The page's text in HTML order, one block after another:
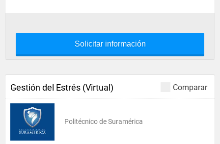
Solicitar información
Comparar
Gestión del Estrés (Virtual)
Politécnico de Suramérica